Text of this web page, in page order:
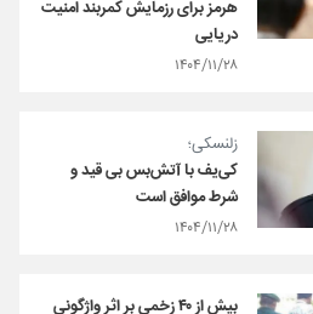
هرمز برای رزمایش کمربند امنیت
دریایی
۱۴۰۴/۱۱/۲۸
زلنسکی؛
کی‌یف با آتش‌بس بی قید و
شرط موافق است
۱۴۰۴/۱۱/۲۸
بیش از ۴۰ زخمی بر اثر واژگونی